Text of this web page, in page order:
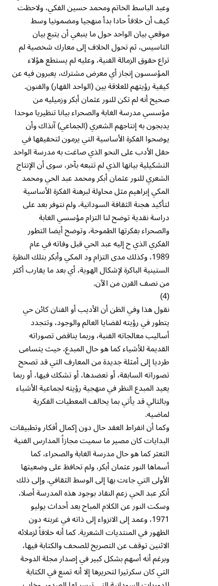
وعبد الباسط الخاتم ومحمد حسين الفكي، ولاحظت
كيف أن خلافاً حادا بدأ منهجيا ومضمونيا وسط
موقعي بيان الواحد حول ما ينبغي أن يتبع بيان
التاسيس، ثم تحول الخلاف إلى معارك شخصية لم
تراع حقوق الزمالة الفنية، وعليه لم يستطع هؤلاء
المؤسسون إنجاز أي معرض مشترك، يعبرون فيه عن
كيفية رؤيتهم للعلاقة بين (الواحد القهار) والفنون.
صحيح أنه لم تكن للنور عثمان أبكر وزميليه من
مؤسسي مدرسة الغابة والصحراء بيانا تنظيريا موحدا
يدبجون به إنتاجهم الشعري (الجماعي) آنذاك وأن
يوضحوا الفكرة الأساسية التي يرمون لتحقيقها في
حقل الأدب على النحو الذي صاغت به مدرسة الواحد
التشكيلية بيانها الذي لم تتبعه بآخر، سوى أن الإنتاج
الشعري للنور عثمان أبكر ومحمد عبد الحي ومحمد
المكي إبراهيم مثل محاولة لبرهنة الفكرة الأساسية
لتأكيد هجنة الثقافة السودانية، ولم نتوفر بعد على
دراسة نقدية توضح لنا التزام مؤسسي الغابة
والصحراء بفكرتها الطموحة، وتوضح أيضا التطور
الفكري الذي ح إليه عبد الحي قبل وفاته في عام
1989، وكذلك مدى التزام ود المكي وأبكر بتلك النظرة
الستينية الباكرة لإشكال الهوية، أي بعد ما يقارب أكثر
من نصف القرن من الآن.
(4)
نقول هذا وفي الظن أن الأديب أو الفنان كائن حي
يتطور في رؤيته لقضايا العالم والوجود، وتتجدد
أساليب معالجاته الفنية، وربما يناقض تصوراته
القديمة للأشياء كما هو حال المبدع، حيث يتسامى
طرديا إلى أمثلة جديدة من المعارف التي قد تصحح
تصوراته السابقة، أو تعضدها، أو تشكك فيها، أو ربما
يعيد المبدع النظر في منهجية رؤيته لجماعية الأشياء
وبالتالي قد يأتي بما يخالف المعطيات الفكرية
لماضيه.
وكما أن انفراط العقد حال دون إكمال أفكار وتطبيقات
البدايات كان مصير ما سميت مجازاً المدارس الفنية
التعثر كما هو حال مدرسة الغابة والصحراء، كما
أسماها النور عثمان أبكر، ولم تحافظ على وضعيتها
الأولى التي جاءت بها إلى الوسط الثقافي. وإلى ذلك
أنكر عبد الحي زعم النقاد بوجود هذه المدرسة أصلا،
وسكت النور عن الكلام المباح بعد أحداث يوليو
1971، وعمد إلى الانزواء إلى ذاته في غربته دون
الظهور في المنتديات الشعرية. كما أنه خلافاً لزملائه
الاثنين توقف عن التصريح للصحف والكتابة فيها،
وبرغم أنه أسهم بشكل كبير في إصدار مجلة الدوحة
التي كان سكرتيرا لتحريرها إلا أنه تمنع في الكتابة